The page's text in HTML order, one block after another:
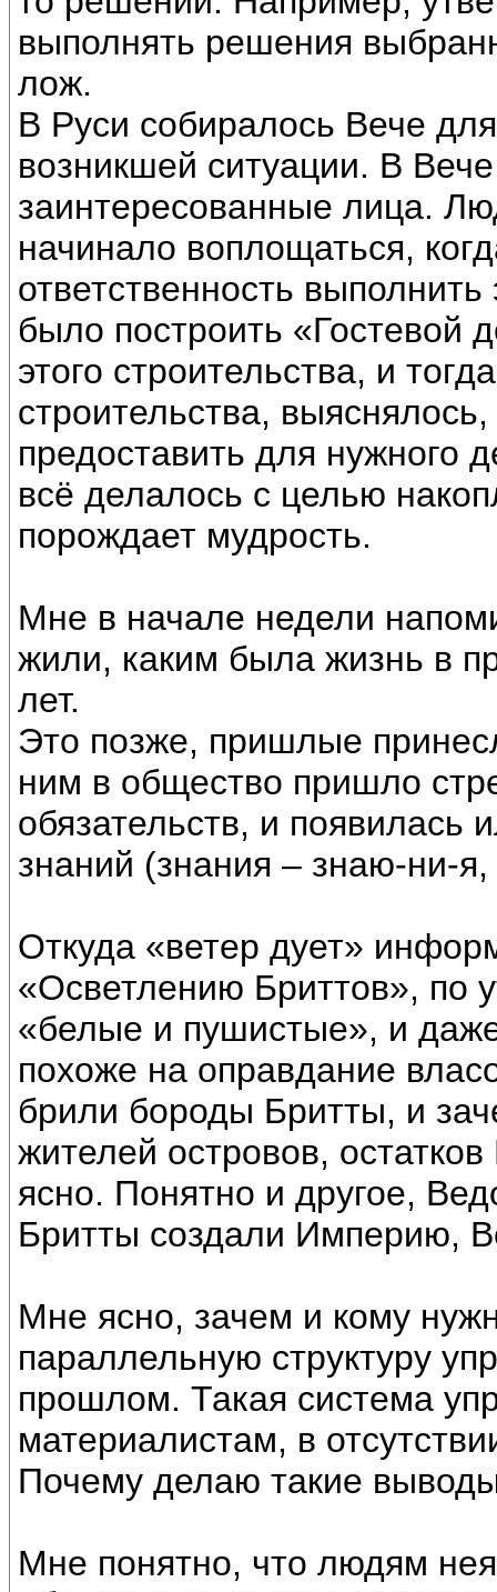
выполнять решения
лож.
В Руси собиралось Вече
возникшей ситуации. В
заинтересованные лица.
начинало воплощаться,
ответственность
было построить «Гостевой
этого строительства, и
строительства,
предоставить для нужного
всё делалось с целью
порождает мудрость.
Мне в начале недели
жили, каким была жизнь в
лет.
Это позже, пришлые
ним в общество пришло
обязательств, и появилась
знаний (знания – знаю-ни-
Откуда «ветер дует»
«Осветлению Бриттов», по
«белые и пушистые», и
похоже на оправдание
брили бороды Бритты, и
жителей островов,
ясно. Понятно и другое,
Бритты создали Империю,
Мне ясно, зачем и кому
параллельную структуру
прошлом. Такая система
материалистам, в
Почему делаю такие
Мне понятно, что людям